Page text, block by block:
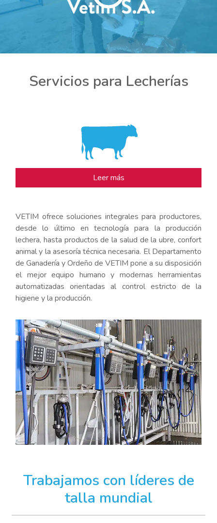
Servicios para Lecherías
VETIM ofrece soluciones integrales para productores,
desde lo último en tecnología para la producción
lechera, hasta productos de la salud de la ubre, confort
animal y la asesoría técnica necesaria. El Departamento
de Ganadería y Ordeño de VETIM pone a su disposición
el mejor equipo humano y modernas herramientas
automatizadas orientadas al control estricto de la
higiene y la producción.
Leer más
Trabajamos con líderes de
talla mundial